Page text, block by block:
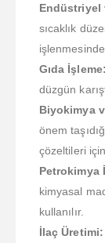
Endüstriyel
sıcaklık
işlenmesinde
Gıda İşleme:
düzgün
Biyokimya
önem
çözeltileri
Petrokimya
kimyasal
kullanılır.
İlaç Üretimi: